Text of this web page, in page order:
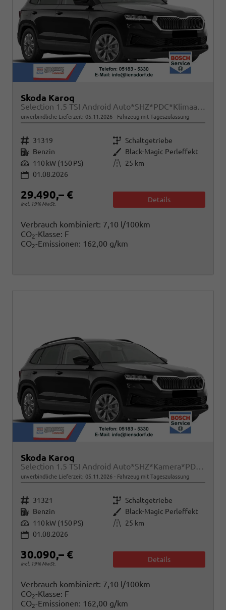
Skoda Karoq
Selection 1.5 TSI Android Auto*SHZ*PDC*Klimaauto*SUNSET*LED
unverbindliche Lieferzeit: 05.11.2026 Fahrzeug mit Tageszulassung
Fahrzeugnr. 31319 Getriebe Schaltgetriebe
Kraftstoff Benzin Außenfarbe Black-Magic Perleffekt
Leistung 110 kW (150 PS) Kilometerstand
25 km
01.08.2026
29.490,– €
incl. 19% MwSt.
Details
Verbrauch kombiniert: 7,10 l/100km
CO2-Klasse: F
CO2-Emissionen: 162,00 g/km
Skoda Karoq
Selection 1.5 TSI Android Auto*SHZ*Kamera*PDC v/h*Klimaauto*SUNSET*LED
unverbindliche Lieferzeit: 05.11.2026 Fahrzeug mit Tageszulassung
Fahrzeugnr. 31321 Getriebe Schaltgetriebe
Kraftstoff Benzin Außenfarbe Black-Magic Perleffekt
Leistung 110 kW (150 PS) Kilometerstand
25 km
01.08.2026
30.090,– €
incl. 19% MwSt.
Details
Verbrauch kombiniert: 7,10 l/100km
CO2-Klasse: F
CO2-Emissionen: 162,00 g/km